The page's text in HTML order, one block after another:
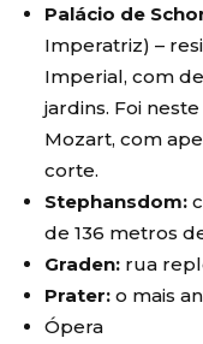
Palácio de
Imperatriz) –
Imperial, com
jardins. Foi
Mozart, com
corte.
Stephansdom:
de 136 metros
Graden: rua
Prater: o mais
Ópera